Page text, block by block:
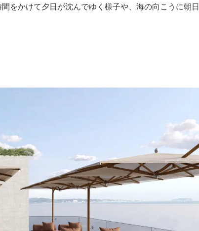
をかけて夕日が沈んでゆく様子や、海の向こうに朝日